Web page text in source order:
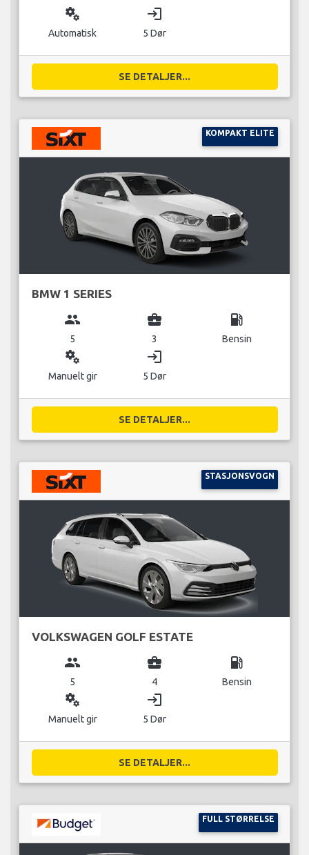
miscellaneous_services
Automatisk
login
5 Dør
SE DETALJER...
KOMPAKT ELITE
BMW 1 SERIES
group
5
business_center
3
local_gas_station
Bensin
miscellaneous_services
Manuelt gir
login
5 Dør
SE DETALJER...
STASJONSVOGN
VOLKSWAGEN GOLF ESTATE
group
5
business_center
4
local_gas_station
Bensin
miscellaneous_services
Manuelt gir
login
5 Dør
SE DETALJER...
FULL STØRRELSE